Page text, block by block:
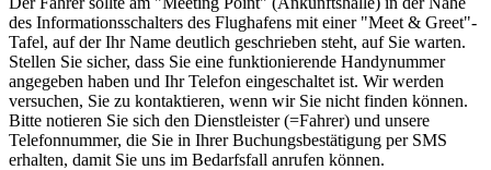
des Informationsschalters des Flughafens mit einer "Meet & Greet"-
Tafel, auf der Ihr Name deutlich geschrieben steht, auf Sie warten.
Stellen Sie sicher, dass Sie eine funktionierende Handynummer
angegeben haben und Ihr Telefon eingeschaltet ist. Wir werden
versuchen, Sie zu kontaktieren, wenn wir Sie nicht finden können.
Bitte notieren Sie sich den Dienstleister (=Fahrer) und unsere
Telefonnummer, die Sie in Ihrer Buchungsbestätigung per SMS
erhalten, damit Sie uns im Bedarfsfall anrufen können.